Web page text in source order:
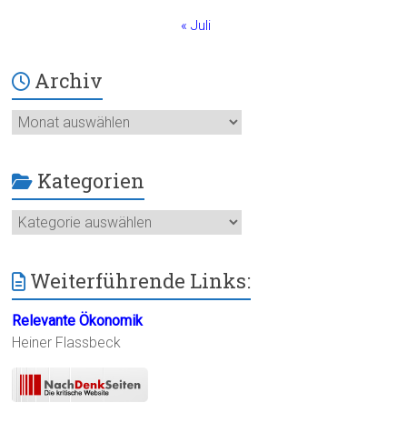
« Juli
Archiv
Archiv
Kategorien
Kategorien
Weiterführende Links:
Relevante Ökonomik
Heiner Flassbeck